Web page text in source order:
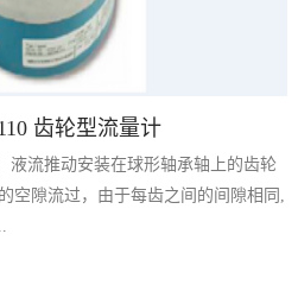
齿轮型流量计
液流推动安装在球形轴承轴上的齿轮
空隙流过，由于每齿之间的间隙相同,